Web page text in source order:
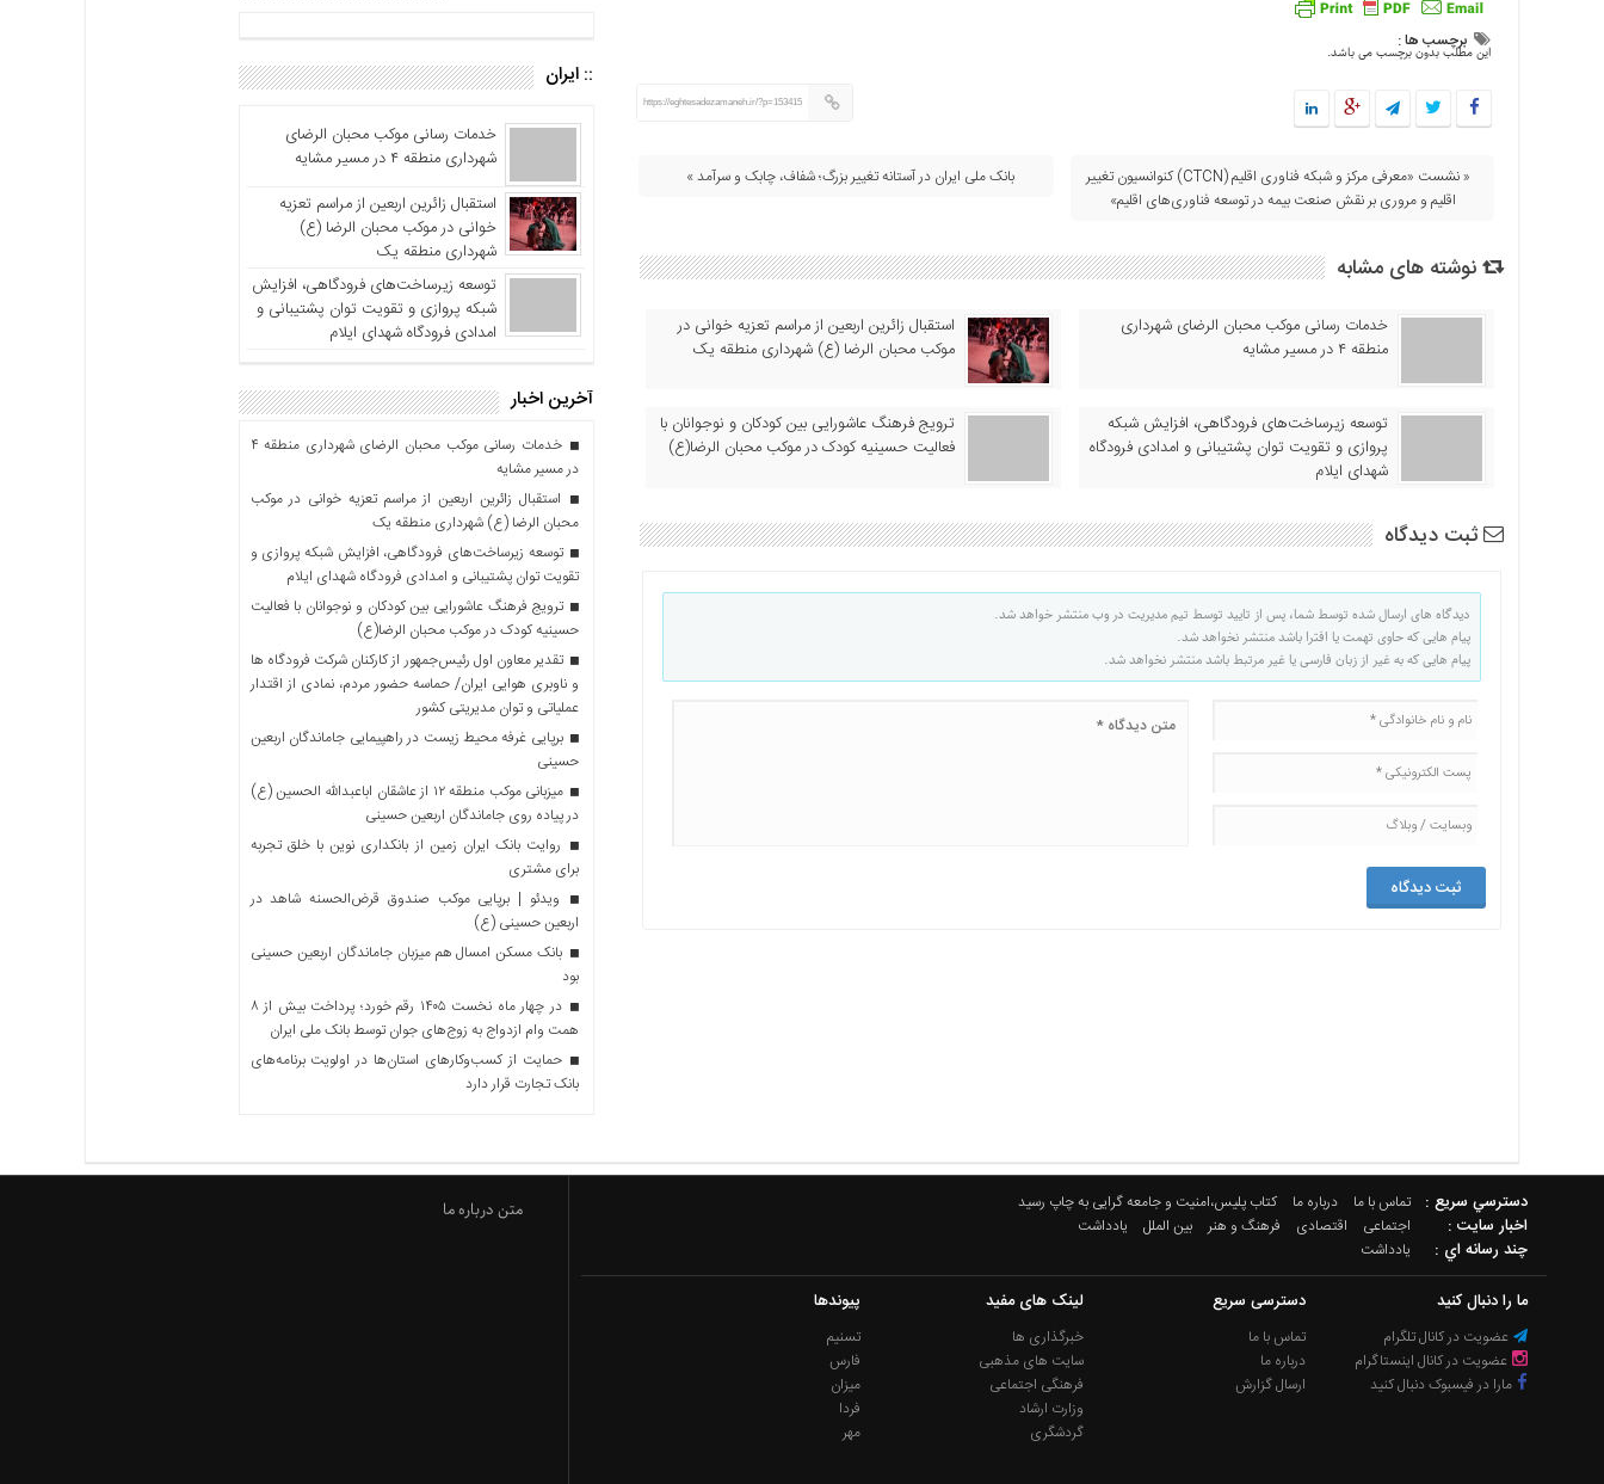
برچسب ها :
این مطلب بدون برچسب می باشد.
https://eghtesadezamaneh.ir/?p=153415
« نشست «معرفی مركز و شبكه فناوری اقلیم (CTCN) كنوانسیون تغییر
اقلیم و مروری بر نقش صنعت بیمه در توسعه فناوری‌های اقلیم»
بانک ملی ایران در آستانه تغییر بزرگ؛ شفاف، چابک و سرآمد »
نوشته های مشابه
خدمات رسانی موکب محبان الرضای شهرداری
منطقه ۴ در مسیر مشایه
استقبال زائرین اربعین از مراسم تعزیه خوانی در
موکب محبان الرضا (ع) شهرداری منطقه یک
توسعه زیرساخت‌های فرودگاهی، افزایش شبکه
پروازی و تقویت توان پشتیبانی و امدادی فرودگاه
شهدای ایلام
ترویج فرهنگ عاشورایی بین کودکان و نوجوانان با
فعالیت حسینیه کودک در موکب محبان الرضا(ع)
ثبت دیدگاه
دیدگاه های ارسال شده توسط شما، پس از تایید توسط تیم مدیریت در وب منتشر خواهد شد.
پیام هایی که حاوی تهمت یا افترا باشد منتشر نخواهد شد.
پیام هایی که به غیر از زبان فارسی یا غیر مرتبط باشد منتشر نخواهد شد.
:: ایران
خدمات رسانی موکب محبان الرضای
شهرداری منطقه ۴ در مسیر مشایه
استقبال زائرین اربعین از مراسم تعزیه
خوانی در موکب محبان الرضا (ع)
شهرداری منطقه یک
توسعه زیرساخت‌های فرودگاهی، افزایش
شبکه پروازی و تقویت توان پشتیبانی و
امدادی فرودگاه شهدای ایلام
آخرین اخبار
خدمات رسانی موکب محبان الرضای شهرداری منطقه ۴
در مسیر مشایه
استقبال زائرین اربعین از مراسم تعزیه خوانی در موکب
محبان الرضا (ع) شهرداری منطقه یک
توسعه زیرساخت‌های فرودگاهی، افزایش شبکه پروازی و
تقویت توان پشتیبانی و امدادی فرودگاه شهدای ایلام
ترویج فرهنگ عاشورایی بین کودکان و نوجوانان با فعالیت
حسینیه کودک در موکب محبان الرضا(ع)
تقدیر معاون اول رئیس‌جمهور از کارکنان شرکت فرودگاه ها
و ناوبری هوایی ایران/ حماسه حضور مردم، نمادی از اقتدار
عملیاتی و توان مدیریتی کشور
برپایی غرفه محیط زیست در راهپیمایی جاماندگان اربعین
حسینی
میزبانی موکب منطقه ۱۲ از عاشقان اباعبدالله الحسین (ع)
در پیاده روی جاماندگان اربعین حسینی
روایت بانک ایران زمین از بانکداری نوین با خلق تجربه
برای مشتری
ویدئو | برپایی موکب صندوق قرض‌الحسنه شاهد در
اربعین حسینی (ع)
بانک مسکن امسال هم میزبان جاماندگان اربعین حسینی
بود
در چهار ماه نخست ۱۴۰۵ رقم خورد؛ پرداخت بیش از ۸
همت وام ازدواج به زوج‌های جوان توسط بانک ملی ایران
حمایت از کسب‌وکارهای استان‌ها در اولویت برنامه‌های
بانک تجارت قرار دارد
دسترسي سريع : تماس با ما درباره ما کتاب پلیس،امنیت و جامعه گرایی به چاپ رسید
اخبار سایت : اجتماعی اقتصادی فرهنگ و هنر بین الملل یادداشت
چند رسانه اي : یادداشت
ما را دنبال کنید
عضویت در کانال تلگرام
عضویت در کانال اینستاگرام
مارا در فیسبوک دنبال کنید
دسترسی سریع
تماس با ما
درباره ما
ارسال گزارش
لینک های مفید
خبرگذاری ها
سایت های مذهبی
فرهنگی اجتماعی
وزارت ارشاد
گردشگری
پیوندها
تسنیم
فارس
میزان
فردا
مهر
متن درباره ما